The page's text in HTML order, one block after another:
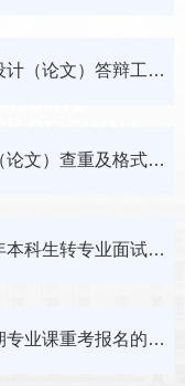
关于学院2021级本科毕业设计（论文）答辩工作的通知
关于本科2021级毕业设计（论文）查重及格式检查工作安排的通知
信息与通信工程学院2025年本科生转专业面试安排通知
关于2021级本科生第七学期专业课重考报名的通知